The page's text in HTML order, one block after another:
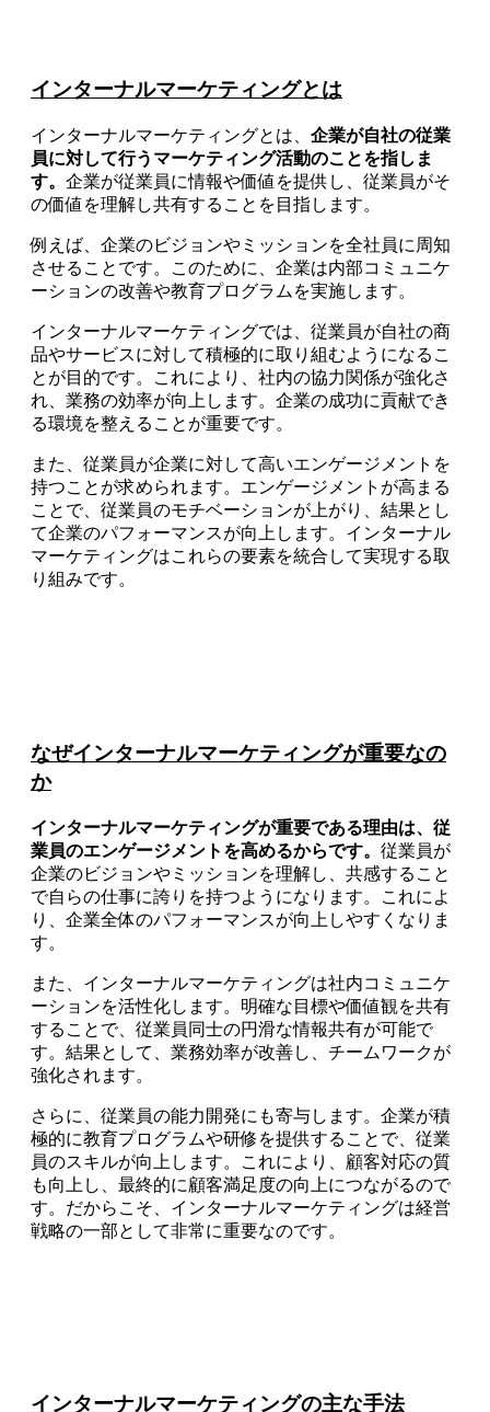
インターナルマーケティングとは
インターナルマーケティングとは、 企業が自社の従業
員に対して行うマーケティング活動のことを指しま
す。 企業が従業員に情報や価値を提供し、従業員がそ
の価値を理解し共有することを目指します。
例えば、企業のビジョンやミッションを全社員に周知
させることです。このために、企業は内部コミュニケ
ーションの改善や教育プログラムを実施します。
インターナルマーケティングでは、従業員が自社の商
品やサービスに対して積極的に取り組むようになるこ
とが目的です。これにより、社内の協力関係が強化さ
れ、業務の効率が向上します。企業の成功に貢献でき
る環境を整えることが重要です。
また、従業員が企業に対して高いエンゲージメントを
持つことが求められます。エンゲージメントが高まる
ことで、従業員のモチベーションが上がり、結果とし
て企業のパフォーマンスが向上します。インターナル
マーケティングはこれらの要素を統合して実現する取
り組みです。
なぜインターナルマーケティングが重要なの
か
インターナルマーケティングが重要である理由は、従
業員のエンゲージメントを高めるからです。 従業員が
企業のビジョンやミッションを理解し、共感すること
で自らの仕事に誇りを持つようになります。これによ
り、企業全体のパフォーマンスが向上しやすくなりま
す。
また、インターナルマーケティングは社内コミュニケ
ーションを活性化します。明確な目標や価値観を共有
することで、従業員同士の円滑な情報共有が可能で
す。結果として、業務効率が改善し、チームワークが
強化されます。
さらに、従業員の能力開発にも寄与します。企業が積
極的に教育プログラムや研修を提供することで、従業
員のスキルが向上します。これにより、顧客対応の質
も向上し、最終的に顧客満足度の向上につながるので
す。だからこそ、インターナルマーケティングは経営
戦略の一部として非常に重要なのです。
インターナルマーケティングの主な手法